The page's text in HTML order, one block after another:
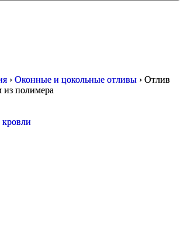
› Оконные и цокольные отливы › Отлив
из полимера